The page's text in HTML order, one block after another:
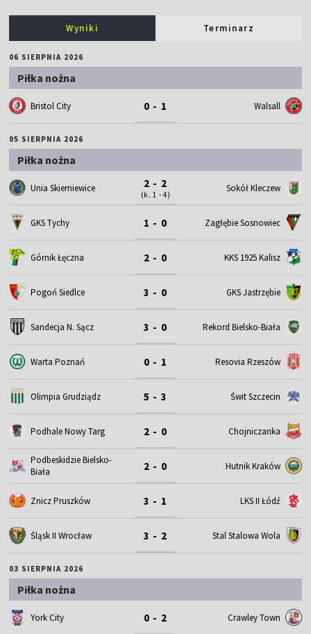
Wyniki Terminarz
06 SIERPNIA 2026
Piłka nożna
Bristol City 0 - 1 Walsall
05 SIERPNIA 2026
Piłka nożna
Unia Skierniewice 2 - 2
(k. 1 - 4)
Sokół Kleczew
GKS Tychy 1 - 0 Zagłębie Sosnowiec
Górnik Łęczna 2 - 0 KKS 1925 Kalisz
Pogoń Siedlce 3 - 0 GKS Jastrzębie
Sandecja N. Sącz 3 - 0 Rekord Bielsko-Biała
Warta Poznań 0 - 1 Resovia Rzeszów
Olimpia Grudziądz 5 - 3 Świt Szczecin
Podhale Nowy Targ 2 - 0 Chojniczanka
Podbeskidzie Bielsko-
Biała
2 - 0 Hutnik Kraków
Znicz Pruszków 3 - 1 LKS II Łódź
Śląsk II Wrocław 3 - 2 Stal Stalowa Wola
03 SIERPNIA 2026
Piłka nożna
York City 0 - 2 Crawley Town